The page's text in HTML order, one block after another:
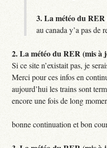
3.La météo du
au canada y’a pas de
2.La météo du RER (mis à
Si ce site n’existait pas, je
Merci pour ces infos en
aujourd’hui les trains sont
encore une fois de long
bonne continuation et bon